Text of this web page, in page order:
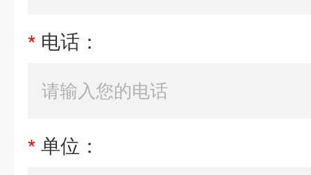
* 电话：
* 单位：